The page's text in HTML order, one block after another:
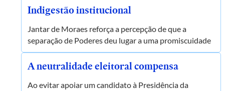
Indigestão institucional
Jantar de Moraes reforça a percepção de que a
separação de Poderes deu lugar a uma promiscuidade
A neutralidade eleitoral compensa
Ao evitar apoiar um candidato à Presidência da